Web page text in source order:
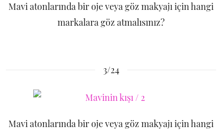
Mavi atonlarında bir oje veya göz makyajı için hangi
markalara göz atmalısınız?
3/24
Mavi atonlarında bir oje veya göz makyajı için hangi